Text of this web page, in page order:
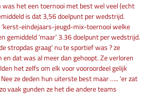
het een toernooi met best wel veel (echt
is dat 3,56 doelpunt per wedstrijd.
eindejaars-jeugd-mix-toernooi welke
gemiddeld ‘maar’ 3.36 doelpunt per wedstrijd.
stropdas graag’ nu te sportief was ? ze
dat was al meer dan gehoopt. Ze verloren
het zelfs om elk voor vooroordeel gelijk
ze deden hun uiterste best maar ….. ‘er zat
vaak gunden ze het die andere teams